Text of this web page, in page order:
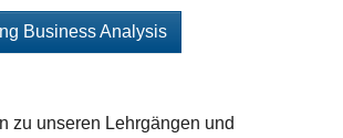
Business Analysis
zu unseren Lehrgängen und